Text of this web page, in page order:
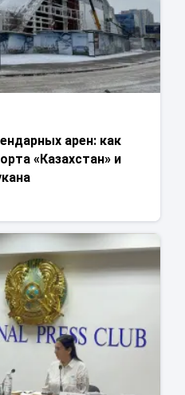
арен: как
«Казахстан» и